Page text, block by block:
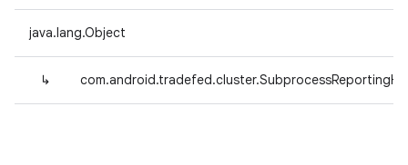
java.lang.Object
↳